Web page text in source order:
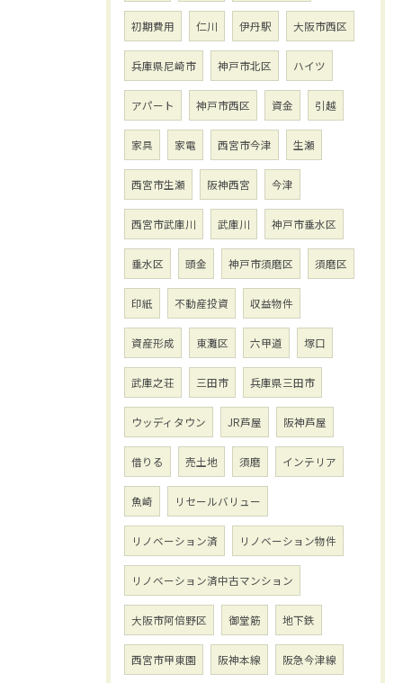
初期費用 仁川 伊丹駅 大阪市西区
兵庫県尼崎市 神戸市北区 ハイツ
アパート 神戸市西区 資金 引越
家具 家電 西宮市今津 生瀬
西宮市生瀬 阪神西宮 今津
西宮市武庫川 武庫川 神戸市垂水区
垂水区 頭金 神戸市須磨区 須磨区
印紙 不動産投資 収益物件
資産形成 東灘区 六甲道 塚口
武庫之荘 三田市 兵庫県三田市
ウッディタウン JR芦屋 阪神芦屋
借りる 売土地 須磨 インテリア
魚崎 リセールバリュー
リノベーション済 リノベーション物件
リノベーション済中古マンション
大阪市阿倍野区 御堂筋 地下鉄
西宮市甲東園 阪神本線 阪急今津線